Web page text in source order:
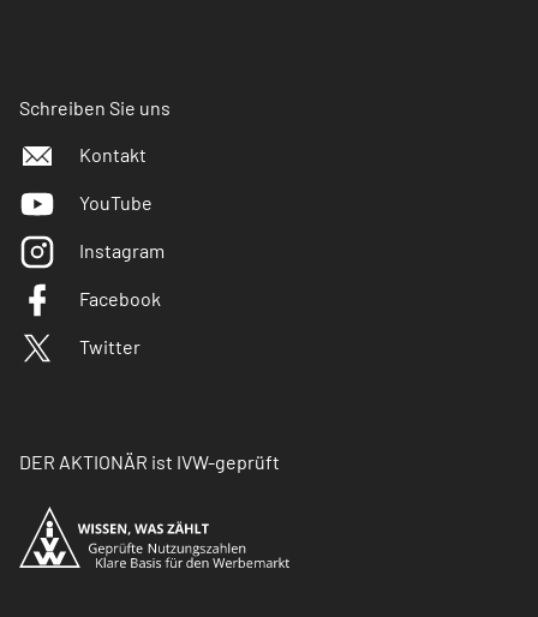
Schreiben Sie uns
Kontakt
YouTube
Instagram
Facebook
Twitter
DER AKTIONÄR ist IVW-geprüft